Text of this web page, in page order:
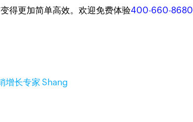
得更加简单高效。欢迎免费体验400-660-8680
增长专家 Shang